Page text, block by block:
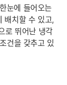
눈에 들어오는
배치할 수 있고,
로 뛰어난 냉각
건을 갖추고 있